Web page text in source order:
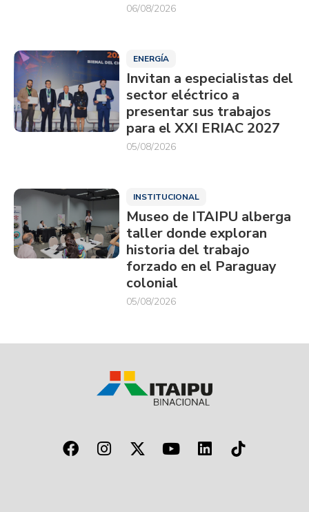
06/08/2026
ENERGÍA
Invitan a especialistas del
sector eléctrico a
presentar sus trabajos
para el XXI ERIAC 2027
05/08/2026
INSTITUCIONAL
Museo de ITAIPU alberga
taller donde exploran
historia del trabajo
forzado en el Paraguay
colonial
05/08/2026